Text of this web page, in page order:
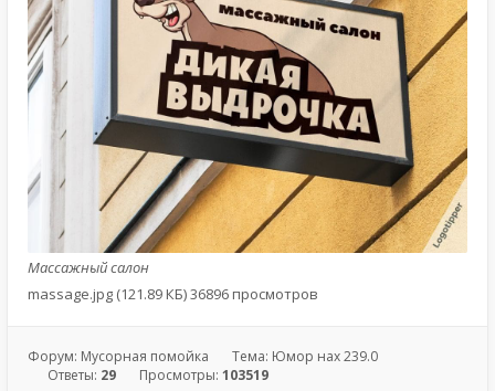
Массажный салон
massage.jpg (121.89 КБ) 36896 просмотров
Форум: Мусорная помойка Тема: Юмор нах 239.0
Ответы: 29 Просмотры: 103519